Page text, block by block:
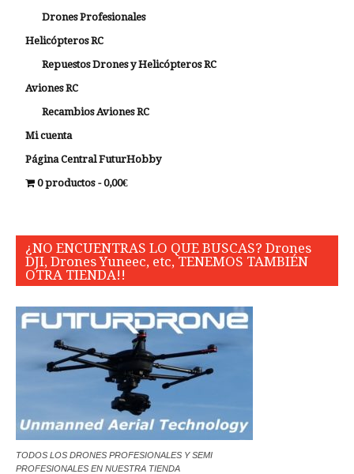
Drones Profesionales
Helicópteros RC
Repuestos Drones y Helicópteros RC
Aviones RC
Recambios Aviones RC
Mi cuenta
Página Central FuturHobby
0 productos
0,00€
¿NO ENCUENTRAS LO QUE BUSCAS? Drones
DJI, Drones Yuneec, etc, TENEMOS TAMBIÉN
OTRA TIENDA!!
TODOS LOS DRONES PROFESIONALES Y SEMI
PROFESIONALES EN NUESTRA TIENDA